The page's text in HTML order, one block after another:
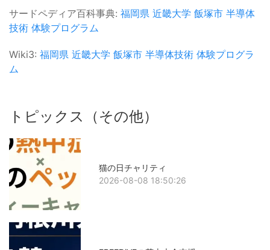
サードペディア百科事典: 福岡県 近畿大学 飯塚市 半導体
技術 体験プログラム
Wiki3: 福岡県 近畿大学 飯塚市 半導体技術 体験プログラ
ム
トピックス（その他）
猫の日チャリティ
2026-08-08 18:50:26